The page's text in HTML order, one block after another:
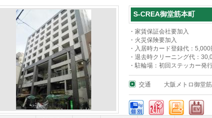
S-CREA御堂筋本町
・家賃保証会社要加入
・火災保険要加入
・入居時カード登録代：
・退去時クリーニング代：
・駐輪場：初回ステッカー発
交通 大阪メトロ御堂